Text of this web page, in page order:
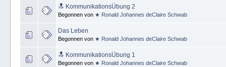
🔝 KommunikationsÜbung 2
Begonnen von ★ Ronald Johannes deClaire Schwab
Das Leben
Begonnen von ★ Ronald Johannes deClaire Schwab
🔝 KommunikationsÜbung 1
Begonnen von ★ Ronald Johannes deClaire Schwab